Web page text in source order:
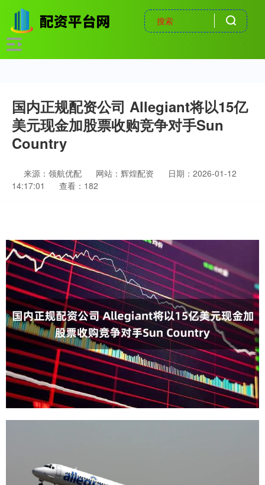
国内正规配资公司 Allegiant将以15亿
美元现金加股票收购竞争对手Sun
Country
来源：领航优配 网站：辉煌配资
日期：2026-01-12
14:17:01
查看：182